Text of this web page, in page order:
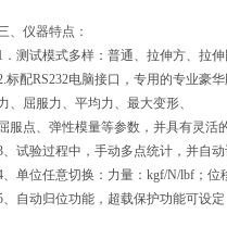
、仪器特点：
．测试模式多样：普通、拉伸方、拉
标配RS232电脑接口，专用的专业豪
、屈服力、平均力、最大变形、
服点、弹性模量等参数，并具有灵活
、试验过程中，手动多点统计，并自
、单位任意切换：力量：kgf/N/lbf；位
、自动归位功能，超载保护功能可设定